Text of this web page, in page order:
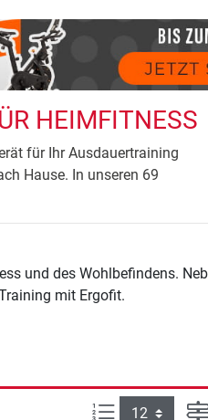
HEIMFITNESS
für Ihr Ausdauertraining
Hause. In unseren 69
und des Wohlbefindens.
mit Ergofit.
Artikel pro